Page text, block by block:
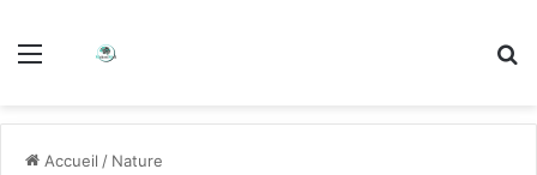
Accueil / Nature